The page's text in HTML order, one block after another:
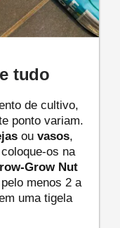
tudo
de cultivo,
ponto variam.
ou vasos,
os na
Grow Nut
menos 2 a
uma tigela